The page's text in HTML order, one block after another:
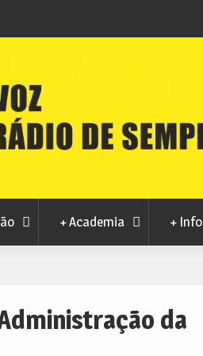
fim de semana
+ Academia + Info
da